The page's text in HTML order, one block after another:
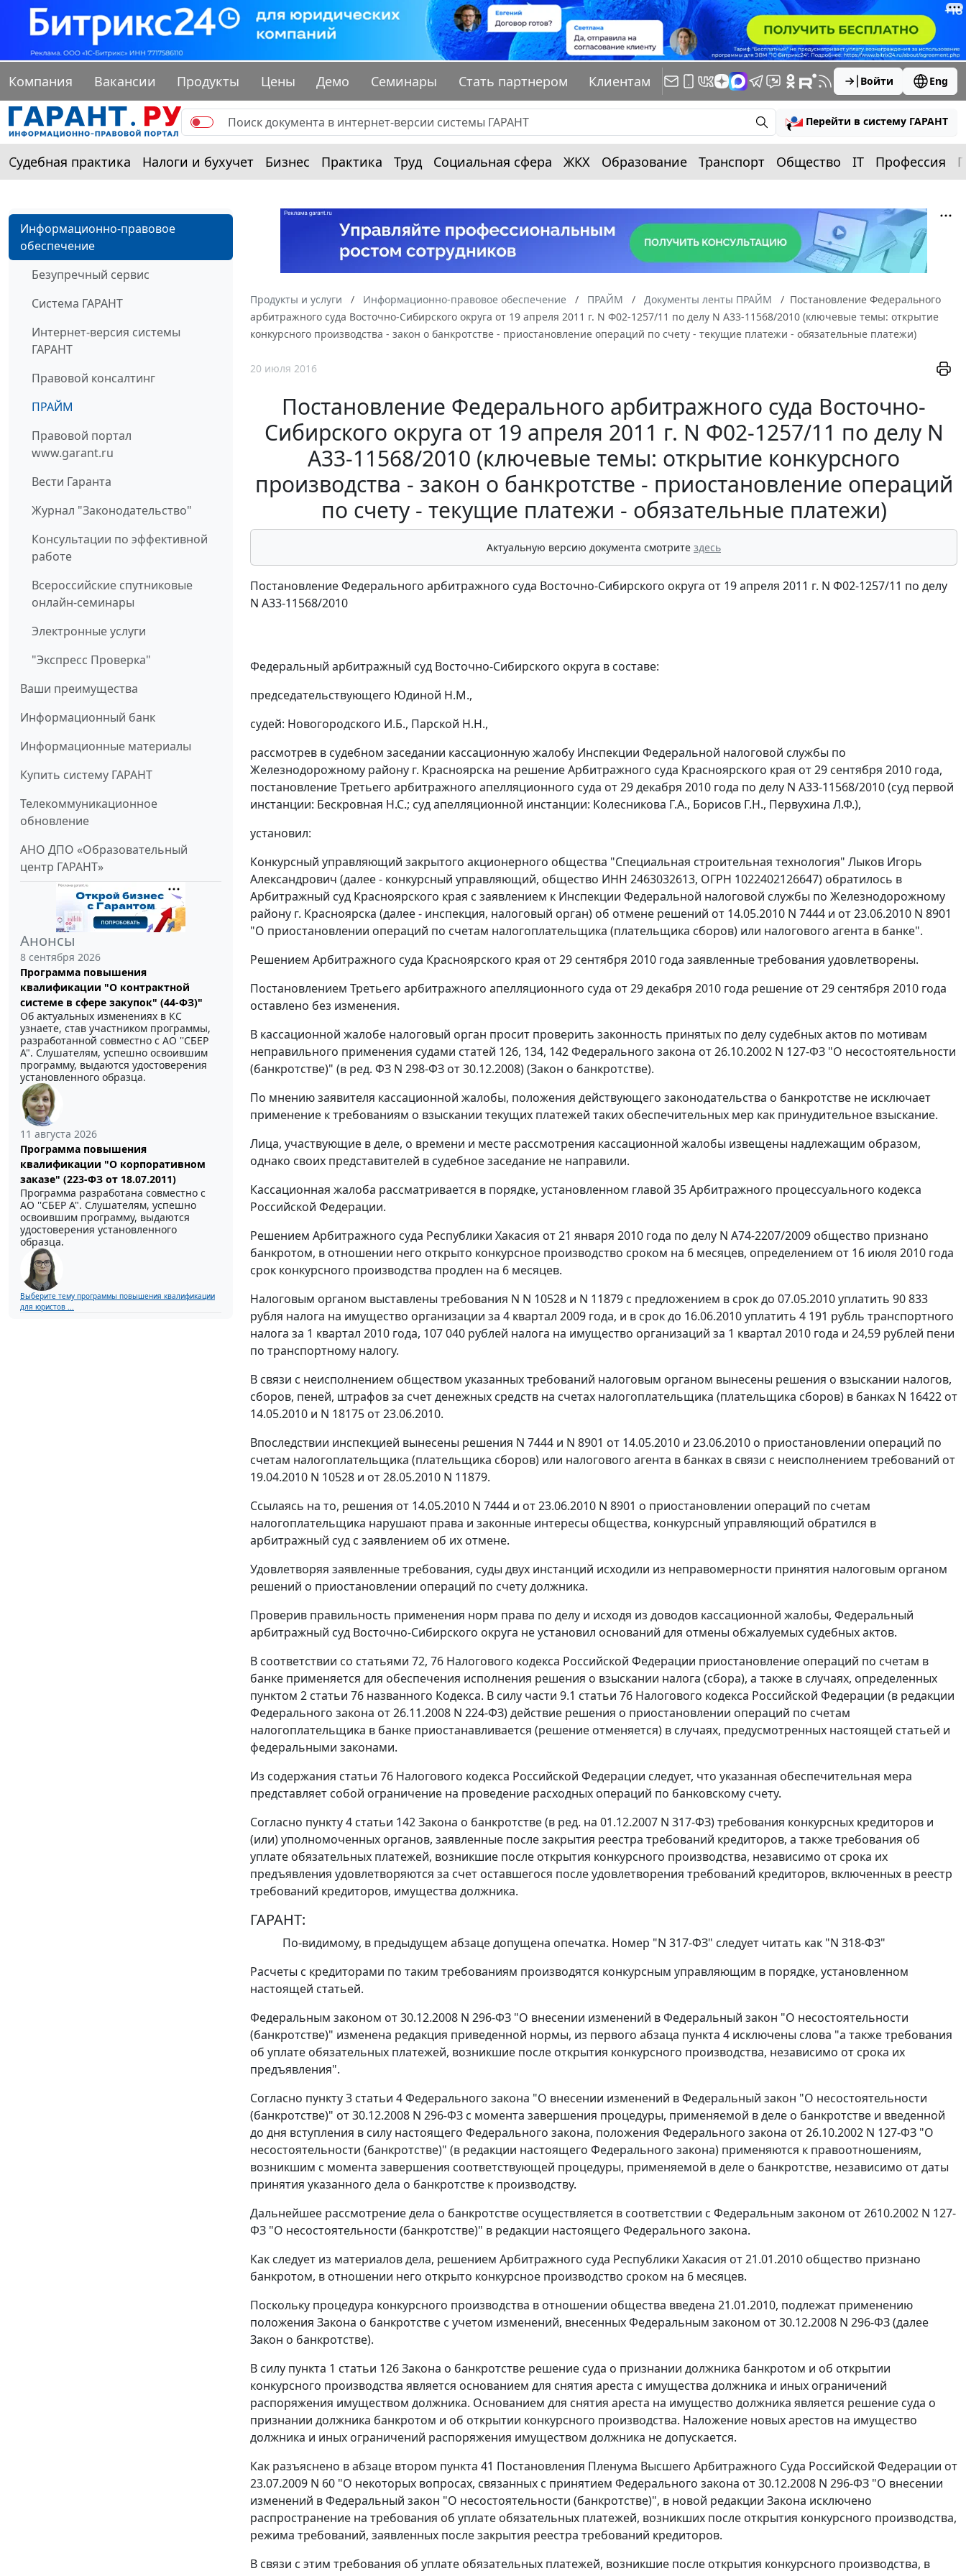
Компания Вакансии Продукты Цены Демо Семинары Стать партнером Клиентам Войти Eng
Перейти в систему ГАРАНТ
Судебная практика Налоги и бухучет Бизнес Практика Труд Социальная сфера ЖКХ Образование Транспорт Общество IT Профессия
Информационно-правовое
обеспечение
Безупречный сервис
Система ГАРАНТ
Интернет-версия системы
ГАРАНТ
Правовой консалтинг
ПРАЙМ
Правовой портал
www.garant.ru
Вести Гаранта
Журнал "Законодательство"
Консультации по эффективной
работе
Всероссийские спутниковые
онлайн-семинары
Электронные услуги
"Экспресс Проверка"
Ваши преимущества
Информационный банк
Информационные материалы
Купить систему ГАРАНТ
Телекоммуникационное
обновление
АНО ДПО «Образовательный
центр ГАРАНТ»
Анонсы
8 сентября 2026
Программа повышения
квалификации "О контрактной
системе в сфере закупок" (44-ФЗ)"
Об актуальных изменениях в КС
узнаете, став участником программы,
разработанной совместно с АО ''СБЕР
А". Слушателям, успешно освоившим
программу, выдаются удостоверения
установленного образца.
11 августа 2026
Программа повышения
квалификации "О корпоративном
заказе" (223-ФЗ от 18.07.2011)
Программа разработана совместно с
АО ''СБЕР А". Слушателям, успешно
освоившим программу, выдаются
удостоверения установленного
образца.
Выберите тему программы повышения квалификации
для юристов ...
Продукты и услуги Информационно-правовое обеспечение ПРАЙМ Документы ленты ПРАЙМ
Постановление Федерального
арбитражного суда Восточно-Сибирского округа от 19 апреля 2011 г. N Ф02-1257/11 по делу N А33-11568/2010 (ключевые темы: открытие
конкурсного производства - закон о банкротстве - приостановление операций по счету - текущие платежи - обязательные платежи)
20 июля 2016
Постановление Федерального арбитражного суда Восточно-
Сибирского округа от 19 апреля 2011 г. N Ф02-1257/11 по делу N
А33-11568/2010 (ключевые темы: открытие конкурсного
производства - закон о банкротстве - приостановление операций
по счету - текущие платежи - обязательные платежи)
Актуальную версию документа смотрите здесь
Постановление Федерального арбитражного суда Восточно-Сибирского округа от 19 апреля 2011 г. N Ф02-1257/11 по делу
N А33-11568/2010
Федеральный арбитражный суд Восточно-Сибирского округа в составе:
председательствующего Юдиной Н.М.,
судей: Новогородского И.Б., Парской Н.Н.,
рассмотрев в судебном заседании кассационную жалобу Инспекции Федеральной налоговой службы по
Железнодорожному району г. Красноярска на решение Арбитражного суда Красноярского края от 29 сентября 2010 года,
постановление Третьего арбитражного апелляционного суда от 29 декабря 2010 года по делу N А33-11568/2010 (суд первой
инстанции: Бескровная Н.С.; суд апелляционной инстанции: Колесникова Г.А., Борисов Г.Н., Первухина Л.Ф.),
установил:
Конкурсный управляющий закрытого акционерного общества "Специальная строительная технология" Лыков Игорь
Александрович (далее - конкурсный управляющий, общество ИНН 2463032613, ОГРН 1022402126647) обратилось в
Арбитражный суд Красноярского края с заявлением к Инспекции Федеральной налоговой службы по Железнодорожному
району г. Красноярска (далее - инспекция, налоговый орган) об отмене решений от 14.05.2010 N 7444 и от 23.06.2010 N 8901
"О приостановлении операций по счетам налогоплательщика (плательщика сборов) или налогового агента в банке".
Решением Арбитражного суда Красноярского края от 29 сентября 2010 года заявленные требования удовлетворены.
Постановлением Третьего арбитражного апелляционного суда от 29 декабря 2010 года решение от 29 сентября 2010 года
оставлено без изменения.
В кассационной жалобе налоговый орган просит проверить законность принятых по делу судебных актов по мотивам
неправильного применения судами статей 126, 134, 142Федерального закона от 26.10.2002 N 127-ФЗ "О несостоятельности
(банкротстве)" (в ред. ФЗ N 298-ФЗ от 30.12.2008) (Закон о банкротстве).
По мнению заявителя кассационной жалобы, положения действующего законодательства о банкротстве не исключает
применение к требованиям о взыскании текущих платежей таких обеспечительных мер как принудительное взыскание.
Лица, участвующие в деле, о времени и месте рассмотрения кассационной жалобы извещены надлежащим образом,
однако своих представителей в судебное заседание не направили.
Кассационная жалоба рассматривается в порядке, установленном главой 35Арбитражного процессуального кодекса
Российской Федерации.
Решением Арбитражного суда Республики Хакасия от 21 января 2010 года по делу N А74-2207/2009 общество признано
банкротом, в отношении него открыто конкурсное производство сроком на 6 месяцев, определением от 16 июля 2010 года
срок конкурсного производства продлен на 6 месяцев.
Налоговым органом выставлены требования N N 10528 и N 11879 с предложением в срок до 07.05.2010 уплатить 90 833
рубля налога на имущество организации за 4 квартал 2009 года, и в срок до 16.06.2010 уплатить 4 191 рубль транспортного
налога за 1 квартал 2010 года, 107 040 рублей налога на имущество организаций за 1 квартал 2010 года и 24,59 рублей пени
по транспортному налогу.
В связи с неисполнением обществом указанных требований налоговым органом вынесены решения о взыскании налогов,
сборов, пеней, штрафов за счет денежных средств на счетах налогоплательщика (плательщика сборов) в банках N 16422 от
14.05.2010 и N 18175 от 23.06.2010.
Впоследствии инспекцией вынесены решения N 7444 и N 8901 от 14.05.2010 и 23.06.2010 о приостановлении операций по
счетам налогоплательщика (плательщика сборов) или налогового агента в банках в связи с неисполнением требований от
19.04.2010 N 10528 и от 28.05.2010 N 11879.
Ссылаясь на то, решения от 14.05.2010 N 7444 и от 23.06.2010 N 8901 о приостановлении операций по счетам
налогоплательщика нарушают права и законные интересы общества, конкурсный управляющий обратился в
арбитражный суд с заявлением об их отмене.
Удовлетворяя заявленные требования, суды двух инстанций исходили из неправомерности принятия налоговым органом
решений о приостановлении операций по счету должника.
Проверив правильность применения норм права по делу и исходя из доводов кассационной жалобы, Федеральный
арбитражный суд Восточно-Сибирского округа не установил оснований для отмены обжалуемых судебных актов.
В соответствии со статьями 72, 76 Налогового кодекса Российской Федерации приостановление операций по счетам в
банке применяется для обеспечения исполнения решения о взыскании налога (сбора), а также в случаях, определенных
пунктом 2 статьи 76 названного Кодекса. В силу части 9.1 статьи 76 Налогового кодекса Российской Федерации (в редакции
Федерального закона от 26.11.2008 N 224-ФЗ) действие решения о приостановлении операций по счетам
налогоплательщика в банке приостанавливается (решение отменяется) в случаях, предусмотренных настоящей статьей и
федеральными законами.
Из содержания статьи 76 Налогового кодекса Российской Федерации следует, что указанная обеспечительная мера
представляет собой ограничение на проведение расходных операций по банковскому счету.
Согласно пункту 4 статьи 142Закона о банкротстве (в ред. на 01.12.2007 N 317-ФЗ) требования конкурсных кредиторов и
(или) уполномоченных органов, заявленные после закрытия реестра требований кредиторов, а также требования об
уплате обязательных платежей, возникшие после открытия конкурсного производства, независимо от срока их
предъявления удовлетворяются за счет оставшегося после удовлетворения требований кредиторов, включенных в реестр
требований кредиторов, имущества должника.
ГАРАНТ:
По-видимому, в предыдущем абзаце допущена опечатка. Номер "N 317-ФЗ" следует читать как "N 318-ФЗ"
Расчеты с кредиторами по таким требованиям производятся конкурсным управляющим в порядке, установленном
настоящей статьей.
Федеральным законом от 30.12.2008 N 296-ФЗ "О внесении изменений в Федеральный закон "О несостоятельности
(банкротстве)" изменена редакция приведенной нормы, из первого абзаца пункта 4 исключены слова "а также требования
об уплате обязательных платежей, возникшие после открытия конкурсного производства, независимо от срока их
предъявления".
Согласно пункту 3 статьи 4Федерального закона "О внесении изменений в Федеральный закон "О несостоятельности
(банкротстве)" от 30.12.2008 N 296-ФЗ с момента завершения процедуры, применяемой в деле о банкротстве и введенной
до дня вступления в силу настоящего Федерального закона, положения Федерального закона от 26.10.2002 N 127-ФЗ "О
несостоятельности (банкротстве)" (в редакции настоящего Федерального закона) применяются к правоотношениям,
возникшим с момента завершения соответствующей процедуры, применяемой в деле о банкротстве, независимо от даты
принятия указанного дела о банкротстве к производству.
Дальнейшее рассмотрение дела о банкротстве осуществляется в соответствии с Федеральным законом от 2610.2002 N 127-
ФЗ "О несостоятельности (банкротстве)" в редакции настоящего Федерального закона.
Как следует из материалов дела, решением Арбитражного суда Республики Хакасия от 21.01.2010 общество признано
банкротом, в отношении него открыто конкурсное производство сроком на 6 месяцев.
Поскольку процедура конкурсного производства в отношении общества введена 21.01.2010, подлежат применению
положения Закона о банкротстве с учетом изменений, внесенныхФедеральным законом от 30.12.2008 N 296-ФЗ (далее
Закон о банкротстве).
В силу пункта 1 статьи 126Закона о банкротстве решение суда о признании должника банкротом и об открытии
конкурсного производства является основанием для снятия ареста с имущества должника и иных ограничений
распоряжения имуществом должника. Основанием для снятия ареста на имущество должника является решение суда о
признании должника банкротом и об открытии конкурсного производства. Наложение новых арестов на имущество
должника и иных ограничений распоряжения имуществом должника не допускается.
Как разъяснено в абзаце втором пункта 41 Постановления Пленума Высшего Арбитражного Суда Российской Федерации от
23.07.2009 N 60 "О некоторых вопросах, связанных с принятием Федерального закона от 30.12.2008 N 296-ФЗ "О внесении
изменений в Федеральный закон "О несостоятельности (банкротстве)", в новой редакции Закона исключено
распространение на требования об уплате обязательных платежей, возникших после открытия конкурсного производства,
режима требований, заявленных после закрытия реестра требований кредиторов.
В связи с этим требования об уплате обязательных платежей, возникшие после открытия конкурсного производства, в